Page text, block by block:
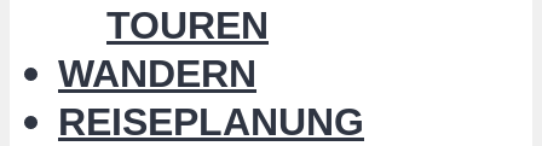
TOUREN
WANDERN
REISEPLANUNG